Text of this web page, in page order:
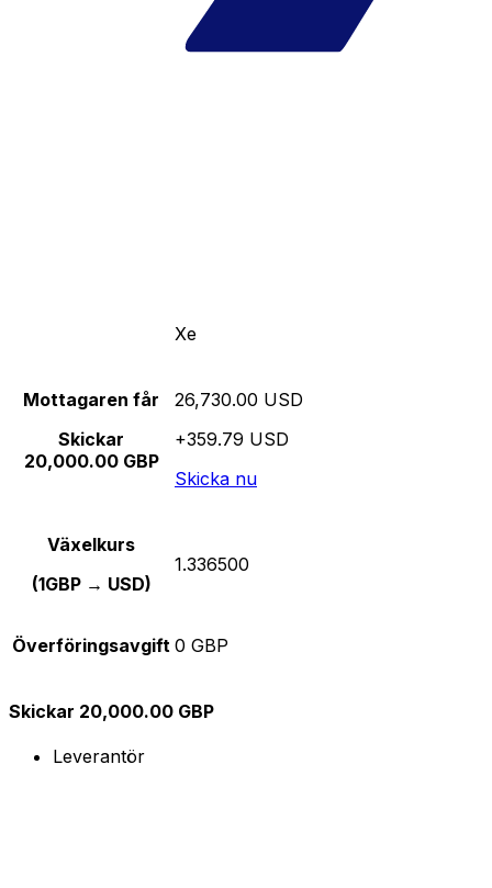
Xe
Mottagaren får
Skickar
20,000.00 GBP
26,730.00 USD
+359.79 USD
Skicka nu
Växelkurs
(1GBP → USD)
1.336500
Överföringsavgift 0 GBP
Skickar 20,000.00 GBP
Leverantör